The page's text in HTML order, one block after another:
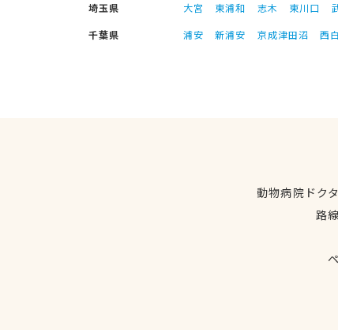
埼玉県
大宮 東浦和 志木 東川口
千葉県
浦安 新浦安 京成津田沼 西
動物病院ドク
路